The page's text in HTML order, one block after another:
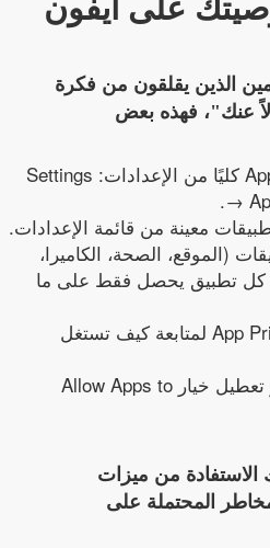
الذين يقلقون من فكرة
عنك"، فهذه بعض
تعطيل Apple Intelligence كليًا من الإعدادات: Settings
→
(الموقع، الصحة، الكاميرا،
كل تطبيق يحصل فقط على ما
استخدام App Privacy Report لمتابعة كيف تستغل
إدارة تتبّع الإعلانات عبر تعطيل خيار Allow Apps to
الاستفادة من ميزات
المخاطر المحتملة على